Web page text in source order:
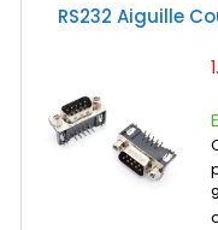
RS232 Aiguille